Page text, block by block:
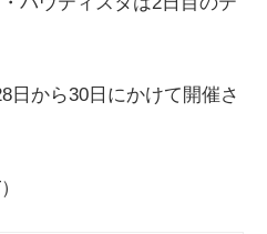
日から30日にかけて開催さ